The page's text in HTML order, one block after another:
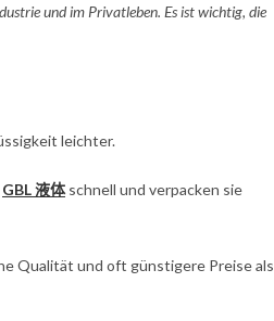
und im Privatleben. Es ist wichtig, die
leichter.
GBL 液体schnell und verpacken sie
Qualität und oft günstigere Preise als